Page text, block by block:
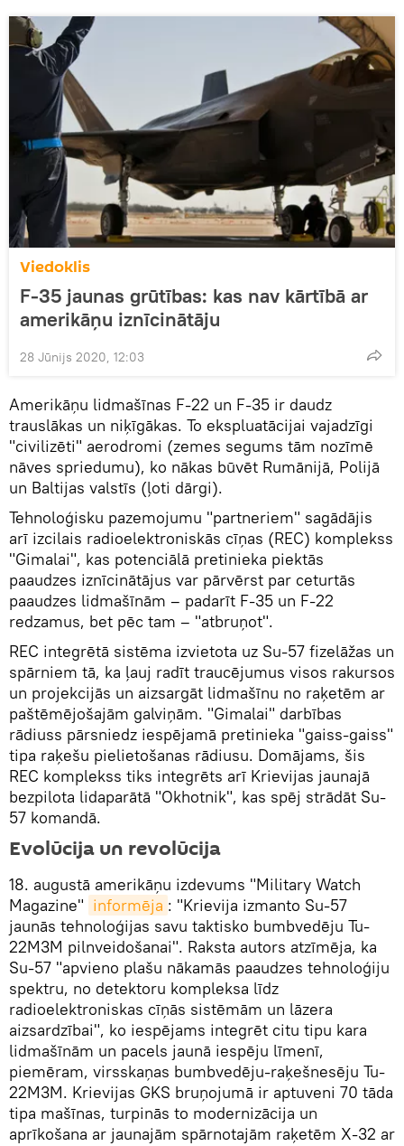
Viedoklis
F-35 jaunas grūtības: kas nav kārtībā ar
amerikāņu iznīcinātāju
28 Jūnijs 2020, 12:03
Amerikāņu lidmašīnas F-22 un F-35 ir daudz
trauslākas un niķīgākas. To ekspluatācijai vajadzīgi
"civilizēti" aerodromi (zemes segums tām nozīmē
nāves spriedumu), ko nākas būvēt Rumānijā, Polijā
un Baltijas valstīs (ļoti dārgi).
Tehnoloģisku pazemojumu "partneriem" sagādājis
arī izcilais radioelektroniskās cīņas (REC) komplekss
"Gimalai", kas potenciālā pretinieka piektās
paaudzes iznīcinātājus var pārvērst par ceturtās
paaudzes lidmašīnām – padarīt F-35 un F-22
redzamus, bet pēc tam – "atbruņot".
REC integrētā sistēma izvietota uz Su-57 fizelāžas un
spārniem tā, ka ļauj radīt traucējumus visos rakursos
un projekcijās un aizsargāt lidmašīnu no raķetēm ar
paštēmējošajām galviņām. "Gimalai" darbības
rādiuss pārsniedz iespējamā pretinieka "gaiss-gaiss"
tipa raķešu pielietošanas rādiusu. Domājams, šis
REC komplekss tiks integrēts arī Krievijas jaunajā
bezpilota lidaparātā "Okhotnik", kas spēj strādāt Su-
57 komandā.
Evolūcija un revolūcija
18. augustā amerikāņu izdevums "Military Watch
Magazine" informēja : "Krievija izmanto Su-57
jaunās tehnoloģijas savu taktisko bumbvedēju Tu-
22M3M pilnveidošanai". Raksta autors atzīmēja, ka
Su-57 "apvieno plašu nākamās paaudzes tehnoloģiju
spektru, no detektoru kompleksa līdz
radioelektroniskas cīņās sistēmām un lāzera
aizsardzībai", ko iespējams integrēt citu tipu kara
lidmašīnām un pacels jaunā iespēju līmenī,
piemēram, virsskaņas bumbvedēju-raķešnesēju Tu-
22M3M. Krievijas GKS bruņojumā ir aptuveni 70 tāda
tipa mašīnas, turpinās to modernizācija un
aprīkošana ar jaunajām spārnotajām raķetēm X-32 ar